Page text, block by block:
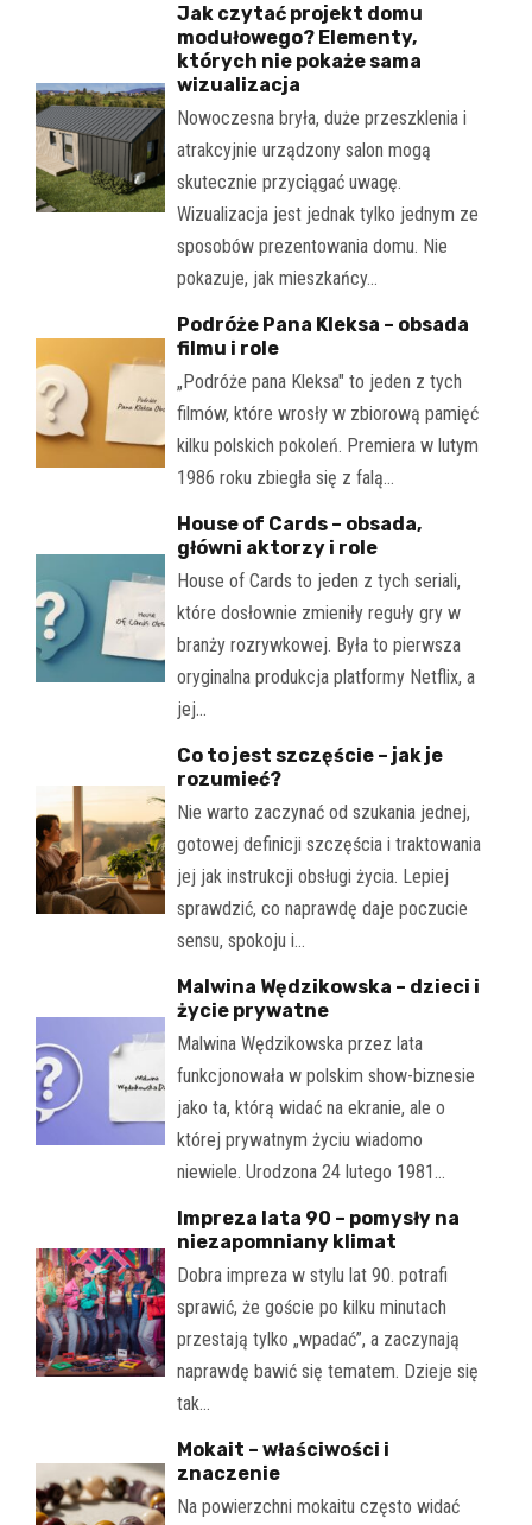
Jak czytać projekt domu
modułowego? Elementy,
których nie pokaże sama
wizualizacja
Nowoczesna bryła, duże przeszklenia i
atrakcyjnie urządzony salon mogą
skutecznie przyciągać uwagę.
Wizualizacja jest jednak tylko jednym ze
sposobów prezentowania domu. Nie
pokazuje, jak mieszkańcy…
Podróże Pana Kleksa – obsada
filmu i role
„Podróże pana Kleksa" to jeden z tych
filmów, które wrosły w zbiorową pamięć
kilku polskich pokoleń. Premiera w lutym
1986 roku zbiegła się z falą…
House of Cards – obsada,
główni aktorzy i role
House of Cards to jeden z tych seriali,
które dosłownie zmieniły reguły gry w
branży rozrywkowej. Była to pierwsza
oryginalna produkcja platformy Netflix, a
jej…
Co to jest szczęście – jak je
rozumieć?
Nie warto zaczynać od szukania jednej,
gotowej definicji szczęścia i traktowania
jej jak instrukcji obsługi życia. Lepiej
sprawdzić, co naprawdę daje poczucie
sensu, spokoju i…
Malwina Wędzikowska – dzieci i
życie prywatne
Malwina Wędzikowska przez lata
funkcjonowała w polskim show-biznesie
jako ta, którą widać na ekranie, ale o
której prywatnym życiu wiadomo
niewiele. Urodzona 24 lutego 1981…
Impreza lata 90 – pomysły na
niezapomniany klimat
Dobra impreza w stylu lat 90. potrafi
sprawić, że goście po kilku minutach
przestają tylko „wpadać”, a zaczynają
naprawdę bawić się tematem. Dzieje się
tak…
Mokait – właściwości i
znaczenie
Na powierzchni mokaitu często widać